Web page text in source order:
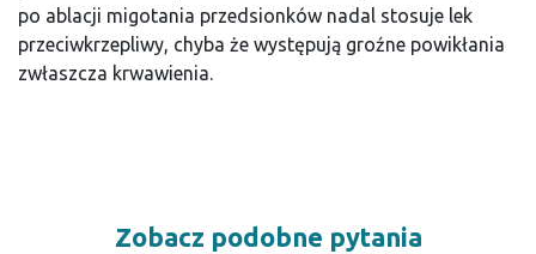
po ablacji migotania przedsionków nadal stosuje lek
przeciwkrzepliwy, chyba że występują groźne powikłania
zwłaszcza krwawienia.
Zobacz podobne pytania